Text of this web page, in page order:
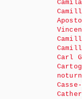
Carl